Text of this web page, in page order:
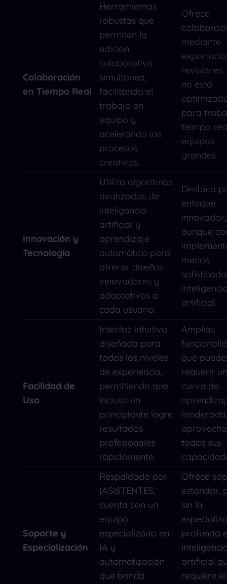
Colaboración
en Tiempo Real
Herramientas
robustas que
permiten la
edición
colaborativa
simultánea,
facilitando el
trabajo en
equipo y
acelerando los
procesos
creativos.
Ofrece
mediante
no está
para
tiempo
equipos
grandes.
Innovación y
Tecnología
Utiliza algoritmos
avanzados de
inteligencia
artificial y
aprendizaje
automático para
ofrecer diseños
innovadores y
adaptativos a
cada usuario.
Destaca
enfoque
innovador,
aunque
menos
artificial.
Facilidad de
Uso
Interfaz intuitiva
diseñada para
todos los niveles
de experiencia,
permitiendo que
incluso un
principiante logre
resultados
profesionales
rápidamente.
Amplias
que
requerir
curva de
todas sus
Soporte y
Especialización
Respaldado por
IASISTENTES,
cuenta con un
equipo
especializado en
IA y
automatización
que brinda
Ofrece
estándar,
sin la
profunda
artificial
requiere el